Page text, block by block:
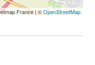
France | ©OpenStreetMap